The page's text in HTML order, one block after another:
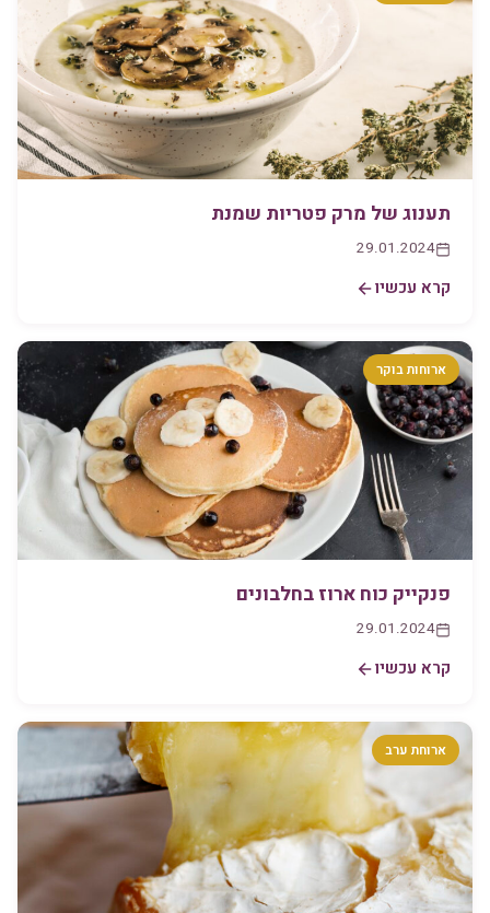
תענוג של מרק פטריות שמנת
29.01.2024
קרא עכשיו
ארוחות בוקר
פנקייק כוח ארוז בחלבונים
29.01.2024
קרא עכשיו
ארוחת ערב